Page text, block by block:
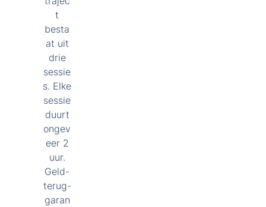
t
besta
at uit
drie
sessie
s. Elke
sessie
duurt
ongev
eer 2
uur.
Geld-
terug-
garan